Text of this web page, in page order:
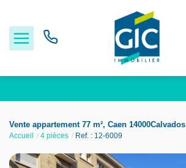
Acheter
Louer
Vente appartement 77 m², Caen 14000Calvados
Accueil 4 pièces Ref. : 12-6009